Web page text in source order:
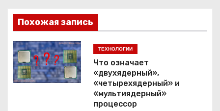
и
г
а
ц
Похожая запись
ТЕХНОЛОГИИ
Что означает
«двухядерный»,
«четырехядерный» и
«мультиядерный»
процессор